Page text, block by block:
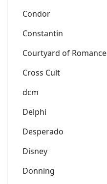
Condor
Constantin
Courtyard of Romance
Cross Cult
dcm
Delphi
Desperado
Disney
Donning